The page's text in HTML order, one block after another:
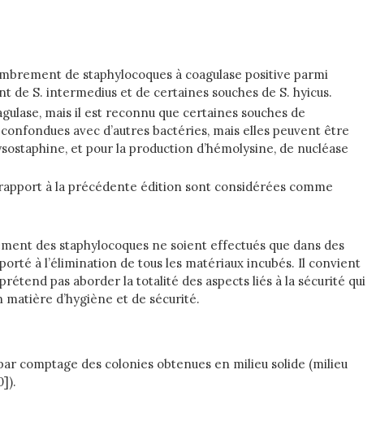
de staphylocoques à coagulase positive parmi
de S. intermedius et de certaines souches de S. hyicus.
mais il est reconnu que certaines souches de
avec d’autres bactéries, mais elles peuvent être
et pour la production d’hémolysine, de nucléase
à la précédente édition sont considérées comme
des staphylocoques ne soient effectués que dans des
à l’élimination de tous les matériaux incubés. Il convient
pas aborder la totalité des aspects liés à la sécurité qui
d’hygiène et de sécurité.
comptage des colonies obtenues en milieu solide (milieu